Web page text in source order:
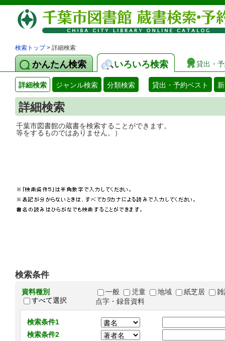
検索トップ> 詳細検索
かんたん検索 いろいろ検索 貸出・
詳細検索 ジャンル検索 分類検索 貸出・予約ベスト
詳細検索
千葉市図書館の蔵書を検索することがで
等をするものではありません。）
検索条件
資料種別
すべて選択
一般 児童 地域 紙芝居
点字・録音資料
検索条件1
検索条件2